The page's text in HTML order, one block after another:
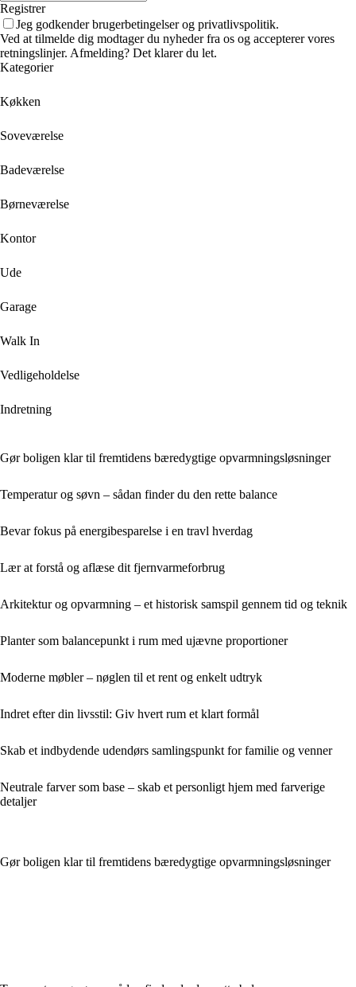
Registrer
Jeg godkender brugerbetingelser og privatlivspolitik.
Ved at tilmelde dig modtager du nyheder fra os og accepterer vores
retningslinjer. Afmelding? Det klarer du let.
Kategorier
Køkken
Soveværelse
Badeværelse
Børneværelse
Kontor
Ude
Garage
Walk In
Vedligeholdelse
Indretning
Gør boligen klar til fremtidens bæredygtige opvarmningsløsninger
Temperatur og søvn – sådan finder du den rette balance
Bevar fokus på energibesparelse i en travl hverdag
Lær at forstå og aflæse dit fjernvarmeforbrug
Arkitektur og opvarmning – et historisk samspil gennem tid og teknik
Planter som balancepunkt i rum med ujævne proportioner
Moderne møbler – nøglen til et rent og enkelt udtryk
Indret efter din livsstil: Giv hvert rum et klart formål
Skab et indbydende udendørs samlingspunkt for familie og venner
Neutrale farver som base – skab et personligt hjem med farverige
detaljer
Gør boligen klar til fremtidens bæredygtige opvarmningsløsninger